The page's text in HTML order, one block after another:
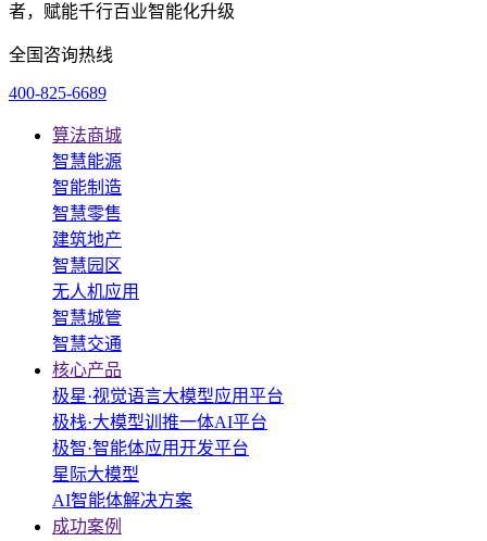
者，赋能千行百业智能化升级
全国咨询热线
400-825-6689
算法商城
智慧能源
智能制造
智慧零售
建筑地产
智慧园区
无人机应用
智慧城管
智慧交通
核心产品
极星·视觉语言大模型应用平台
极栈·大模型训推一体AI平台
极智·智能体应用开发平台
星际大模型
AI智能体解决方案
成功案例